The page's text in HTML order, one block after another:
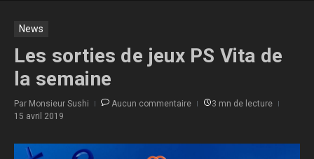
News
Les sorties de jeux PS Vita de
la semaine
Par Monsieur Sushi Aucun commentaire
3 mn de lecture
15 avril 2019